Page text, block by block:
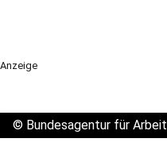
Anzeige
© Bundesagentur für Arbeit